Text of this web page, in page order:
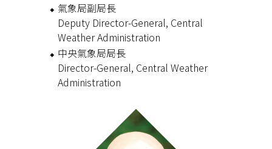
氣象局副局長
Deputy Director-General, Central
Weather Administration
中央氣象局局長
Director-General, Central Weather
Administration